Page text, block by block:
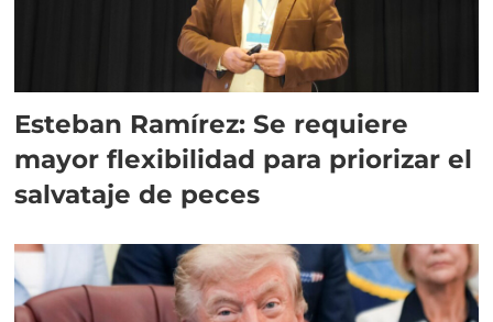
Esteban Ramírez: Se requiere
mayor flexibilidad para priorizar el
salvataje de peces